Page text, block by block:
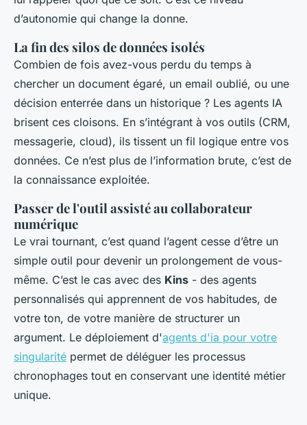
d’autonomie qui change la donne.
La fin des silos de données isolés
Combien de fois avez-vous perdu du temps à
chercher un document égaré, un email oublié, ou une
décision enterrée dans un historique ? Les agents IA
brisent ces cloisons. En s’intégrant à vos outils (CRM,
messagerie, cloud), ils tissent un fil logique entre vos
données. Ce n’est plus de l’information brute, c’est de
la connaissance exploitée.
Passer de l'outil assisté au collaborateur
numérique
Le vrai tournant, c’est quand l’agent cesse d’être un
simple outil pour devenir un prolongement de vous-
même. C’est le cas avec des Kins - des agents
personnalisés qui apprennent de vos habitudes, de
votre ton, de votre manière de structurer un
argument. Le déploiement d'agents d'ia pour votre
singularité permet de déléguer les processus
chronophages tout en conservant une identité métier
unique.